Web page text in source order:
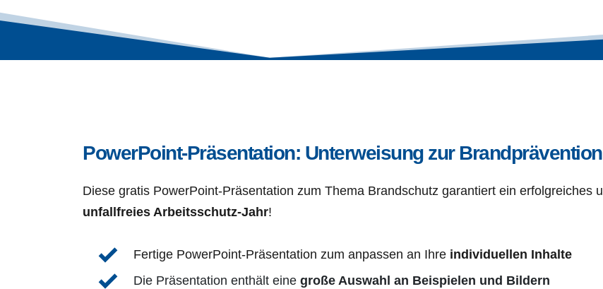
PowerPoint-Präsentation: Unterweisung zur Brandprävention
unfallfreies Arbeitsschutz-Jahr!
Fertige PowerPoint-Präsentation zum anpassen an Ihre individuellen Inhalte
Die Präsentation enthält eine große Auswahl an Beispielen und Bildern